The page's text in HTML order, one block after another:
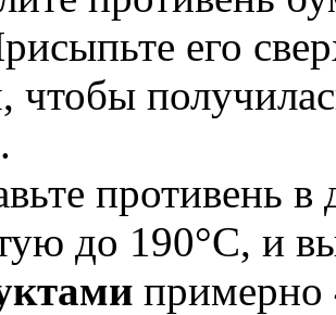
его
чтобы
противень в
до 190°C, и